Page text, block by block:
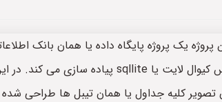
پروژه یک پروژه پایگاه داده یا همان بانک